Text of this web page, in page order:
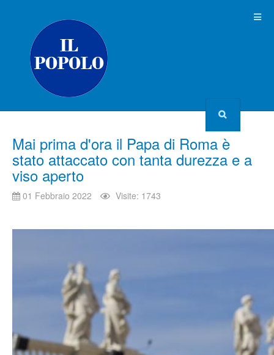
Mai prima d'ora il Papa di Roma è
stato attaccato con tanta durezza e a
viso aperto
01 Febbraio 2022 Visite: 1743